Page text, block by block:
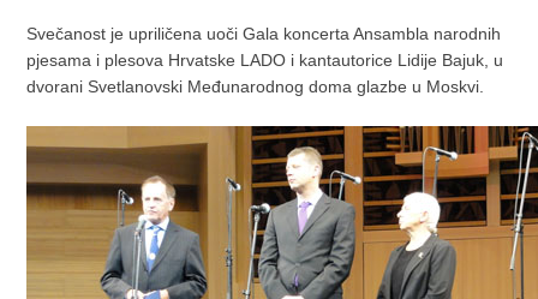
Svečanost je upriličena uoči Gala koncerta Ansambla narodnih
pjesama i plesova Hrvatske LADO i kantautorice Lidije Bajuk, u
dvorani Svetlanovski Međunarodnog doma glazbe u Moskvi.